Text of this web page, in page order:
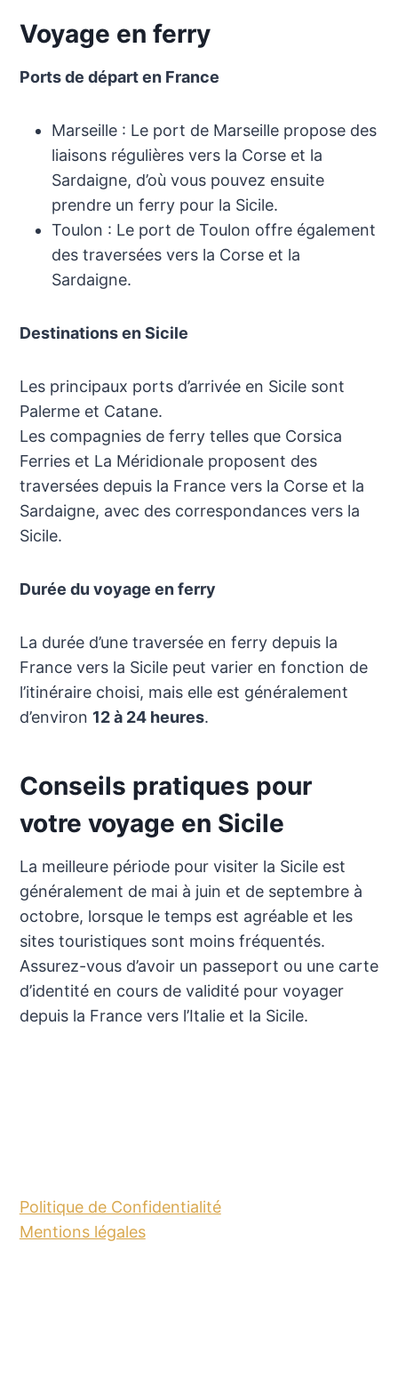
Voyage en ferry
Ports de départ en France
Marseille : Le port de Marseille propose des
liaisons régulières vers la Corse et la
Sardaigne, d’où vous pouvez ensuite
prendre un ferry pour la Sicile.
Toulon : Le port de Toulon offre également
des traversées vers la Corse et la
Sardaigne.
Destinations en Sicile
Les principaux ports d’arrivée en Sicile sont
Palerme et Catane.
Les compagnies de ferry telles que Corsica
Ferries et La Méridionale proposent des
traversées depuis la France vers la Corse et la
Sardaigne, avec des correspondances vers la
Sicile.
Durée du voyage en ferry
La durée d’une traversée en ferry depuis la
France vers la Sicile peut varier en fonction de
l’itinéraire choisi, mais elle est généralement
d’environ 12 à 24 heures.
Conseils pratiques pour
votre voyage en Sicile
La meilleure période pour visiter la Sicile est
généralement de mai à juin et de septembre à
octobre, lorsque le temps est agréable et les
sites touristiques sont moins fréquentés.
Assurez-vous d’avoir un passeport ou une carte
d’identité en cours de validité pour voyager
depuis la France vers l’Italie et la Sicile.
Politique de Confidentialité
Mentions légales